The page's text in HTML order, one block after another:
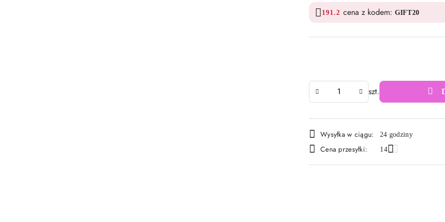
191.2 cena z kodem: GIFT20
szt.
Dostępność
i
Wysyłka w ciągu: 24 godziny
Cena przesyłki: 14